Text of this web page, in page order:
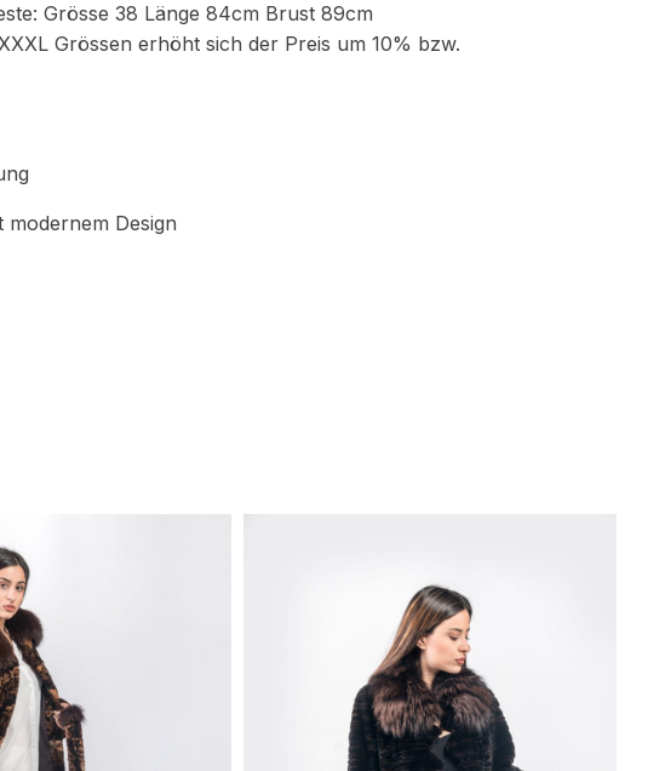
Grösse 38 Länge 84cm Brust 89cm
Grössen erhöht sich der Preis um 10% bzw.
modernem Design